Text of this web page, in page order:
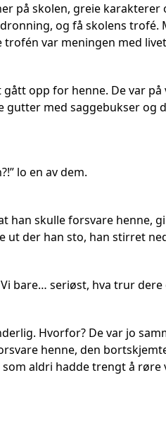
på skolen, greie karakterer
og få skolens
trofén var meningen med
opp for henne. De var
med saggebukser og
lo en av dem.
han skulle forsvare henne,
der han sto, han stirret
bare… seriøst, hva trur dere
Hvorfor? De var jo
henne, den
aldri hadde trengt å røre